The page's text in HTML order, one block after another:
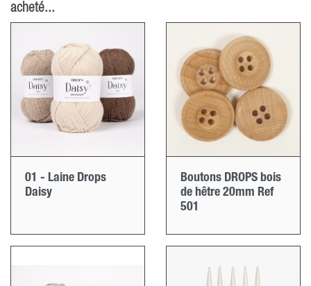
acheté...
01 - Laine Drops
Daisy
Boutons DROPS bois
de hêtre 20mm Ref
501